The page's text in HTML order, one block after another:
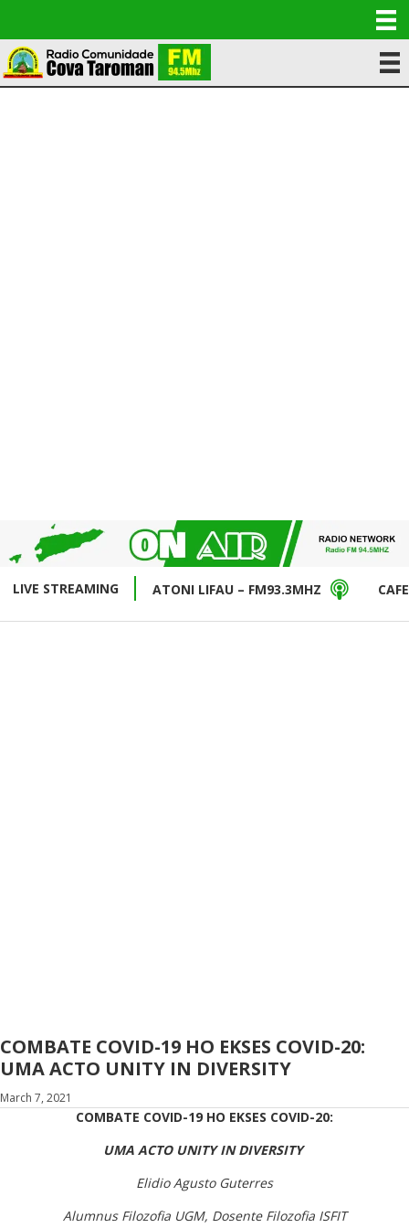
LIVE STREAMING ATONI LIFAU – FM93.3MHZ
COMBATE COVID-19 HO EKSES COVID-20:
UMA ACTO UNITY IN DIVERSITY
March 7, 2021
COMBATE COVID-19 HO EKSES COVID-20:
UMA ACTO UNITY IN DIVERSITY
Elidio Agusto Guterres
Alumnus Filozofia UGM, Dosente Filozofia ISFIT